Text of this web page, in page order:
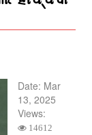
Date: Mar
13, 2025
Views:
14612